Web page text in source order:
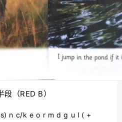
段（RED B）
n c/k e o r m d g u l ( +